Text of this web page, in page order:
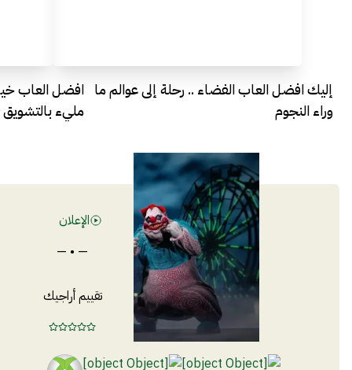
إليك افضل العاب الفضاء .. رحلة إلى عوالم ما
وراء النجوم
افضل العاب
مليء بالتشويق
الإعلان
— • —
تقييم أراجيك